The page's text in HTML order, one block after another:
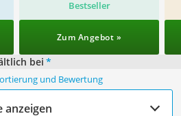
Bestseller
Zum Angebot »
bei *
und Bewertung
anzeigen